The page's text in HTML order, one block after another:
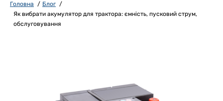
Головна
Блог
Як вибрати акумулятор для трактора: ємність, пусковий струм,
обслуговування